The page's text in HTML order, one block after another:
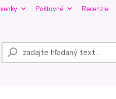
Poštovné Recenzie